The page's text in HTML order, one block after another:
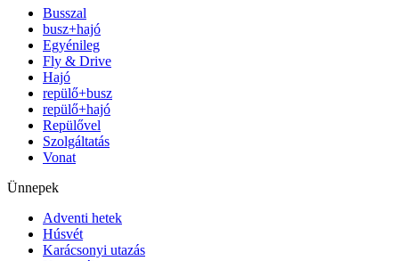
Busszal
busz+hajó
Egyénileg
Fly & Drive
Hajó
repülő+busz
repülő+hajó
Repülővel
Szolgáltatás
Vonat
Ünnepek
Adventi hetek
Húsvét
Karácsonyi utazás